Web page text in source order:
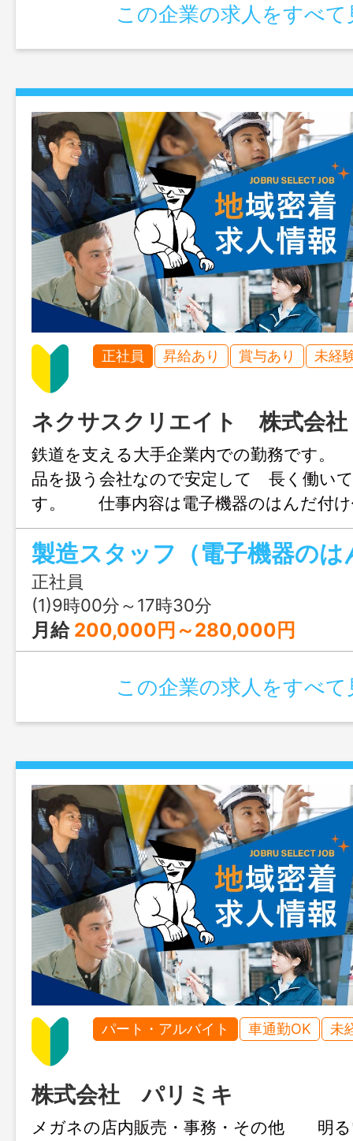
この企業の求人をすべて
正社員 昇給あり 賞与あり 未経
ネクサスクリエイト 株式会社
鉄道を支える大手企業内での勤務です。
品を扱う会社なので安定して 長く働い
す。 仕事内容は電子機器のはんだ付け
ます。 ★未経験の方は一から丁寧に指
で、積極的にご応募 ください。キャリ
す方も歓迎いたします。 ★経験者の方
活かして頂けるような環境です。 ★女
ています！ ＊変更範囲：変更なし
正社員
(1)9時00分～17時30分
月給 200,000円～280,000円
この企業の求人をすべて
パート・アルバイト 車通勤OK 未
株式会社 パリミキ
メガネの店内販売・事務・その他 明る